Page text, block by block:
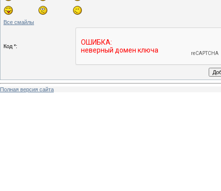
Все смайлы
Код *:
Полная версия сайта